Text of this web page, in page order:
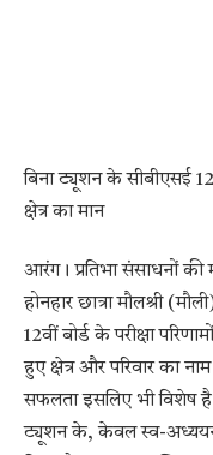
​बिना ट्यूशन के सीबीएसई
क्षेत्र का मान
​आरंग। प्रतिभा संसाधनों की
होनहार छात्रा मौलश्री
12वीं बोर्ड के परीक्षा
हुए क्षेत्र और परिवार का
सफलता इसलिए भी विशेष है
ट्यूशन के, केवल स्व-अध्ययन